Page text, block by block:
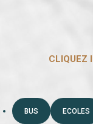
BUS ECOLES